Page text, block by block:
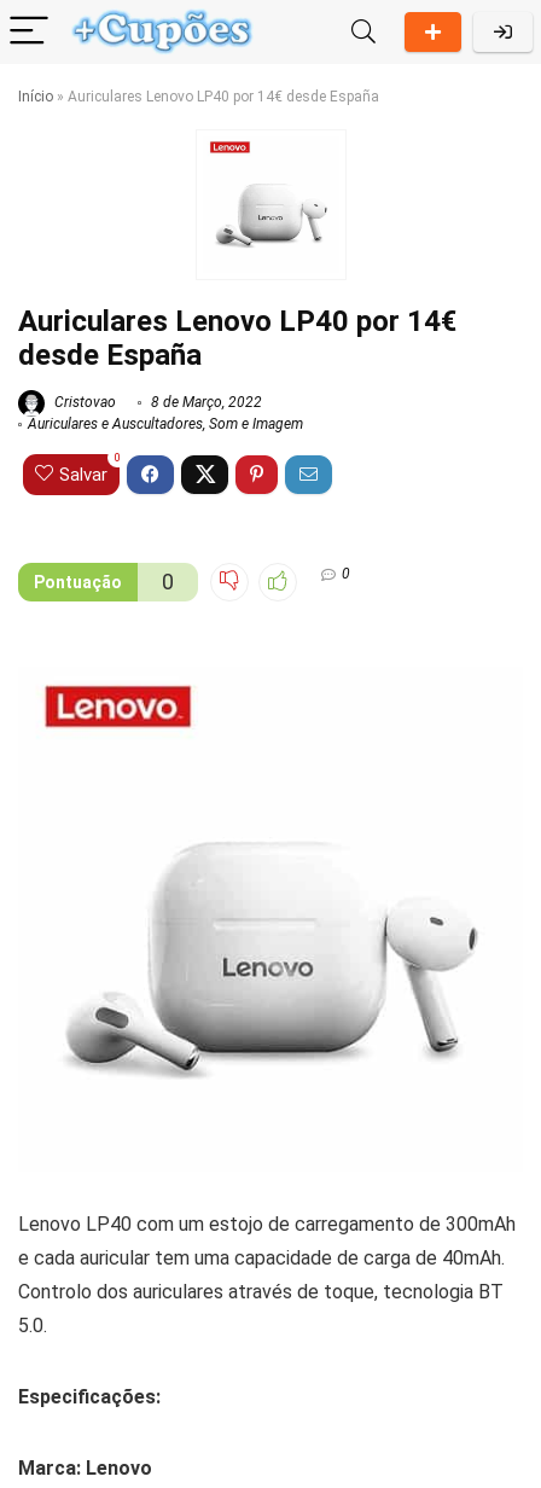
Início » Auriculares Lenovo LP40 por 14€ desde España
Auriculares Lenovo LP40 por 14€
desde España
Cristovao
8 de Março, 2022
Auriculares e Auscultadores, Som e Imagem
Salvar
0
Pontuação 0 0
Lenovo LP40 com um estojo de carregamento de 300mAh
e cada auricular tem uma capacidade de carga de 40mAh.
Controlo dos auriculares através de toque, tecnologia BT
5.0.
Especificações:
Marca: Lenovo